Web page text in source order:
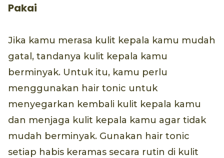
Pakai
Jika kamu merasa kulit kepala kamu mudah
gatal, tandanya kulit kepala kamu
berminyak. Untuk itu, kamu perlu
menggunakan hair tonic untuk
menyegarkan kembali kulit kepala kamu
dan menjaga kulit kepala kamu agar tidak
mudah berminyak. Gunakan hair tonic
setiap habis keramas secara rutin di kulit